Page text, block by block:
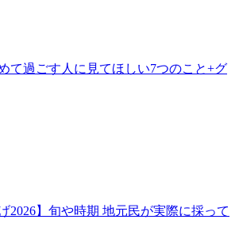
て過ごす人に見てほしい7つのこと+グ
2026】旬や時期 地元民が実際に採って